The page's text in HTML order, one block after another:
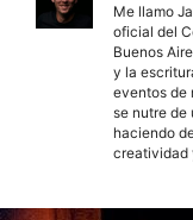
Me llamo
oficial del
Buenos
y la
eventos de
se nutre de
haciendo
creatividad